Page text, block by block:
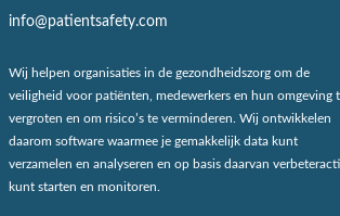
info@patientsafety.com
Wij helpen organisaties in de gezondheidszorg om de
veiligheid voor patiënten, medewerkers en hun omgeving
vergroten en om risico’s te verminderen. Wij ontwikkelen
daarom software waarmee je gemakkelijk data kunt
verzamelen en analyseren en op basis daarvan
kunt starten en monitoren.